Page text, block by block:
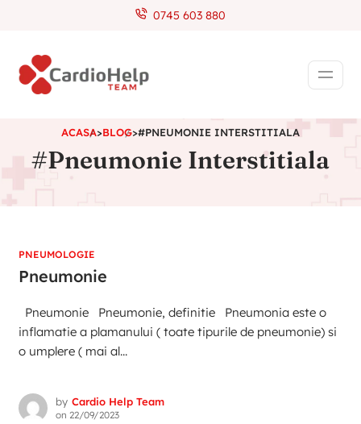
0745 603 880
ACASA>BLOG>#PNEUMONIE INTERSTITIALA
#Pneumonie Interstitiala
PNEUMOLOGIE
Pneumonie
Pneumonie Pneumonie, definitie Pneumonia este o
inflamatie a plamanului ( toate tipurile de pneumonie) si
o umplere ( mai al...
by Cardio Help Team
on 22/09/2023